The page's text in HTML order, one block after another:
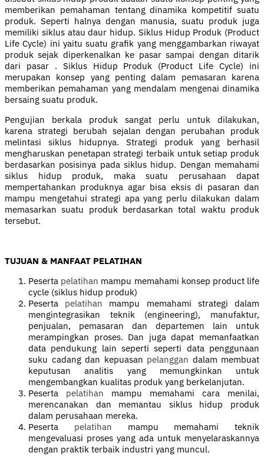
memberikan pemahaman tentang dinamika kompetitif suatu
produk. Seperti halnya dengan manusia, suatu produk juga
memiliki siklus atau daur hidup. Siklus Hidup Produk (Product
Life Cycle) ini yaitu suatu grafik yang menggambarkan riwayat
produk sejak diperkenalkan ke pasar sampai dengan ditarik
dari pasar . Siklus Hidup Produk (Product Life Cycle) ini
merupakan konsep yang penting dalam pemasaran karena
memberikan pemahaman yang mendalam mengenai dinamika
bersaing suatu produk.
Pengujian berkala produk sangat perlu untuk dilakukan,
karena strategi berubah sejalan dengan perubahan produk
melintasi siklus hidupnya. Strategi produk yang berhasil
mengharuskan penetapan strategi terbaik untuk setiap produk
berdasarkan posisinya pada siklus hidup. Dengan memahami
siklus hidup produk, maka suatu perusahaan dapat
mempertahankan produknya agar bisa eksis di pasaran dan
mampu mengetahui strategi apa yang perlu dilakukan dalam
memasarkan suatu produk berdasarkan total waktu produk
tersebut.
TUJUAN & MANFAAT PELATIHAN
Peserta pelatihan mampu memahami konsep product life
cycle (siklus hidup produk)
Peserta pelatihan mampu memahami strategi dalam
mengintegrasikan teknik (engineering), manufaktur,
penjualan, pemasaran dan departemen lain untuk
merampingkan proses. Dan juga dapat memanfaatkan
data pendukung lain seperti seperti data penggunaan
suku cadang dan kepuasan pelanggan dalam membuat
keputusan analitis yang memungkinkan untuk
mengembangkan kualitas produk yang berkelanjutan.
Peserta pelatihan mampu memahami cara menilai,
merencanakan dan memantau siklus hidup produk
dalam perusahaan mereka.
Peserta pelatihan mampu memahami teknik
mengevaluasi proses yang ada untuk menyelaraskannya
dengan praktik terbaik industri yang muncul.